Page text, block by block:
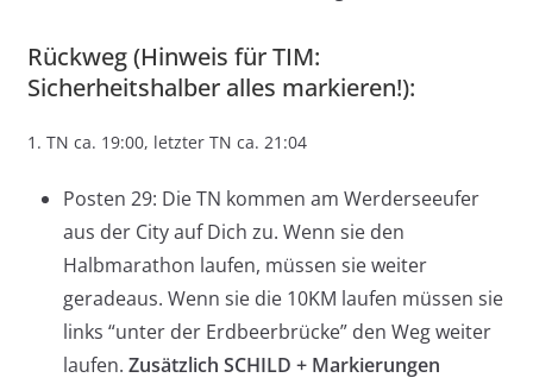
Rückweg (Hinweis für TIM:
Sicherheitshalber alles markieren!):
1. TN ca. 19:00, letzter TN ca. 21:04
Posten 29: Die TN kommen am Werderseeufer
aus der City auf Dich zu. Wenn sie den
Halbmarathon laufen, müssen sie weiter
geradeaus. Wenn sie die 10KM laufen müssen sie
links “unter der Erdbeerbrücke” den Weg weiter
laufen. Zusätzlich SCHILD + Markierungen